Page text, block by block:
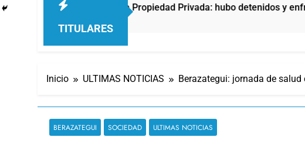
TITULARES
la Ley de Propiedad Privada: hubo detenidos y enfrentamientos
Inicio ULTIMAS NOTICIAS Berazategui: jornada de salud
BERAZATEGUI SOCIEDAD ULTIMAS NOTICIAS